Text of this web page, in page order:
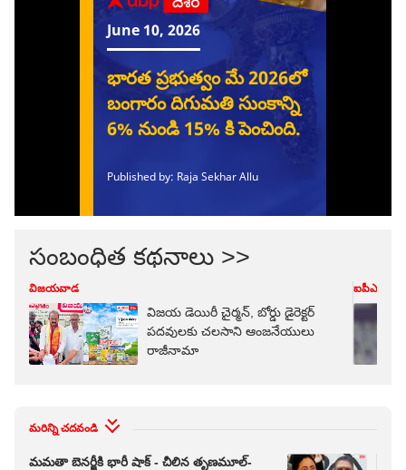
సంబంధిత కథనాలు >>
విజయవాడ
విజయ డెయిరీ చైర్మన్, బోర్డు డైరెక్టర్
పదవులకు చలసాని ఆంజనేయులు
రాజీనామా
ఐపీఎల్
మరిన్ని చదవండి
మమతా బెనర్జీకి భారీ షాక్ - చీలిన తృణమూల్-